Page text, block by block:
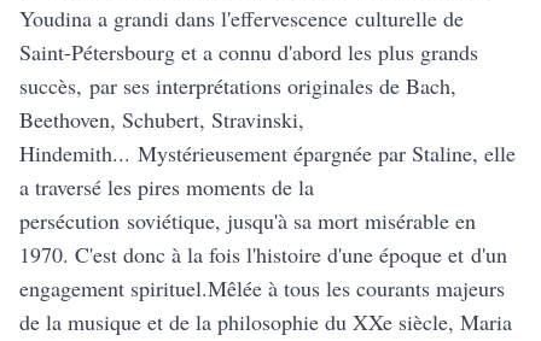
Youdina a grandi dans l'effervescence culturelle de
Saint-Pétersbourg et a connu d'abord les plus grands
succès, par ses interprétations originales de Bach,
Beethoven, Schubert, Stravinski,
Hindemith... Mystérieusement épargnée par Staline, elle
a traversé les pires moments de la
persécution soviétique, jusqu'à sa mort misérable en
1970. C'est donc à la fois l'histoire d'une époque et d'un
engagement spirituel.Mêlée à tous les courants majeurs
de la musique et de la philosophie du XXe siècle, Maria